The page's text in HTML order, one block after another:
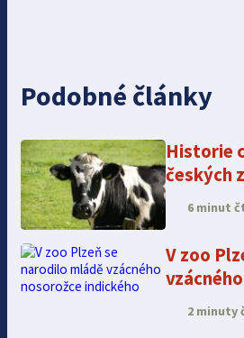
Podobné články
Historie
českých
6 minut
V zoo
2 minuty